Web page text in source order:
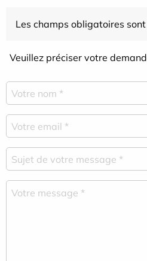
Les champs obligatoires
Veuillez préciser votre